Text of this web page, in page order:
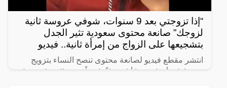
“إذا تزوجتي بعد 9 سنوات، شوفي عروسة ثانية
لزوجك” صانعة محتوى سعودية تثير الجدل
بتشجيعها على الزواج من إمرأة ثانية.. فيديو
انتشر مقطع فيديو لصانعة محتوى تنصح النساء بتزويج
زوجها بامرأة ثانية، ما أثار جدلاً واسعاً. وفي المقطع، تقول